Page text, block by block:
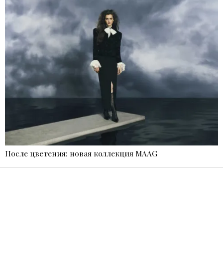
После цветения: новая коллекция MAAG